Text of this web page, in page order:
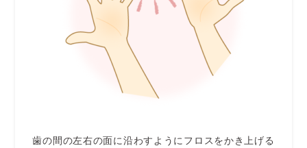
歯の間の左右の面に沿わすようにフロスをかき上げる